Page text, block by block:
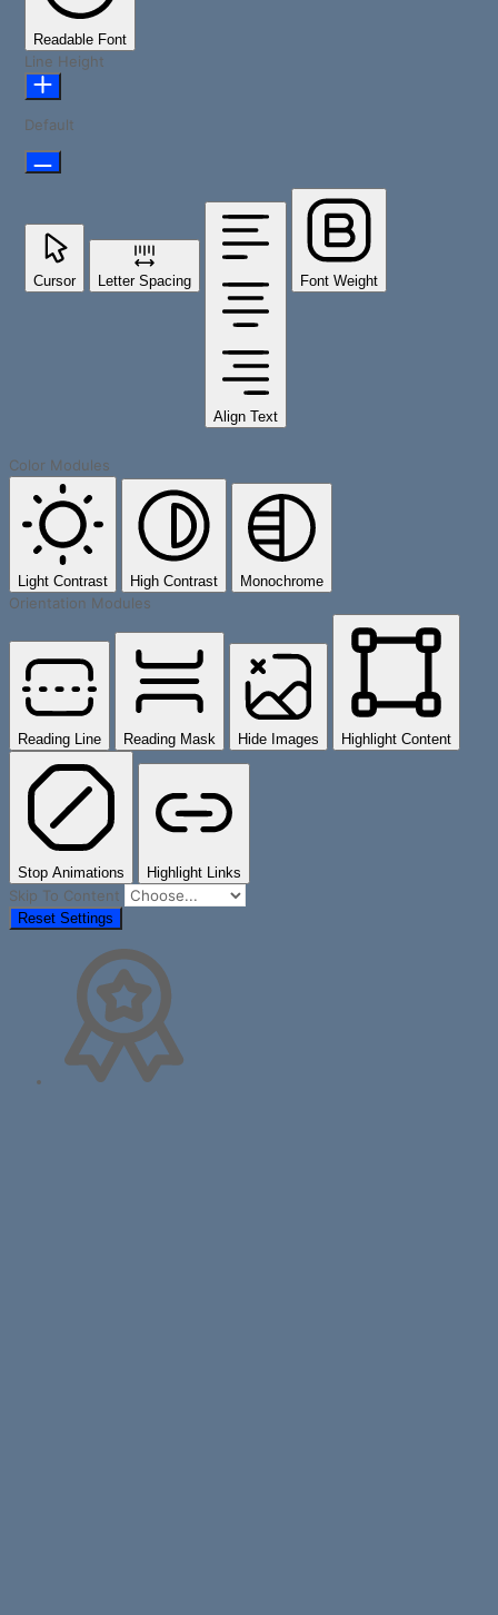
Readable Font
Line Height
Default
Cursor Letter Spacing
Align Text
Font Weight
Color Modules
Light Contrast High Contrast Monochrome
Orientation Modules
Reading Line Reading Mask Hide Images Highlight Content
Stop Animations Highlight Links
Skip To Content
Reset Settings